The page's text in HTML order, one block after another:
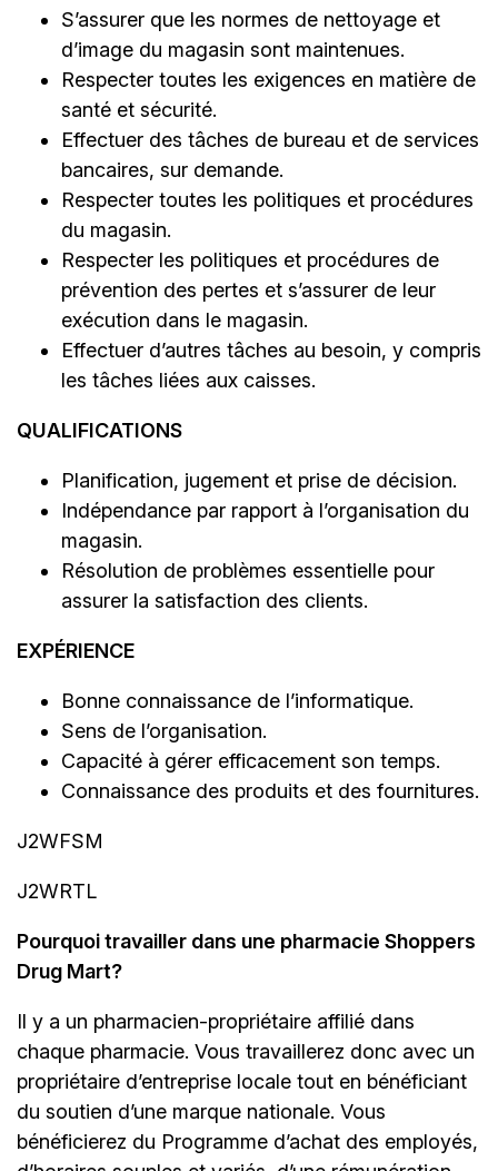
S’assurer que les normes de nettoyage et
d’image du magasin sont maintenues.
Respecter toutes les exigences en matière de
santé et sécurité.
Effectuer des tâches de bureau et de services
bancaires, sur demande.
Respecter toutes les politiques et procédures
du magasin.
Respecter les politiques et procédures de
prévention des pertes et s’assurer de leur
exécution dans le magasin.
Effectuer d’autres tâches au besoin, y compris
les tâches liées aux caisses.
QUALIFICATIONS
Planification, jugement et prise de décision.
Indépendance par rapport à l’organisation du
magasin.
Résolution de problèmes essentielle pour
assurer la satisfaction des clients.
EXPÉRIENCE
Bonne connaissance de l’informatique.
Sens de l’organisation.
Capacité à gérer efficacement son temps.
Connaissance des produits et des fournitures.
J2WFSM
J2WRTL
Pourquoi travailler dans une pharmacie Shoppers
Drug Mart?
Il y a un pharmacien-propriétaire affilié dans
chaque pharmacie. Vous travaillerez donc avec un
propriétaire d’entreprise locale tout en bénéficiant
du soutien d’une marque nationale. Vous
bénéficierez du Programme d’achat des employés,